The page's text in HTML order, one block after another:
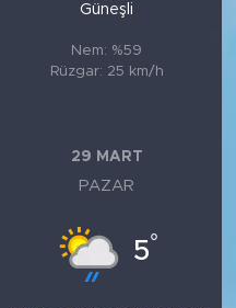
Güneşli
Nem: %59
Rüzgar: 25 km/h
29 MART
PAZAR
5°